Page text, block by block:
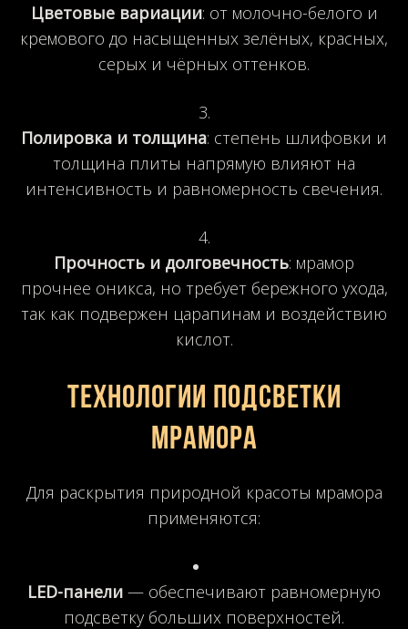
Цветовые вариации: от молочно-белого и
кремового до насыщенных зелёных, красных,
серых и чёрных оттенков.
Полировка и толщина: степень шлифовки и
толщина плиты напрямую влияют на
интенсивность и равномерность свечения.
Прочность и долговечность: мрамор
прочнее оникса, но требует бережного ухода,
так как подвержен царапинам и воздействию
кислот.
Технологии подсветки
мрамора
Для раскрытия природной красоты мрамора
применяются:
LED-панели — обеспечивают равномерную
подсветку больших поверхностей.